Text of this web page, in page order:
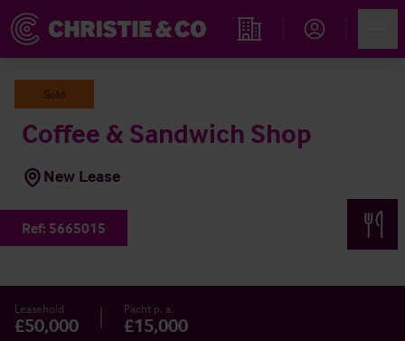
Immobiliensuche
Sold
Coffee & Sandwich Shop
New Lease
Ref: 5665015
Leasehold
£50,000
Pacht p. a.
£15,000